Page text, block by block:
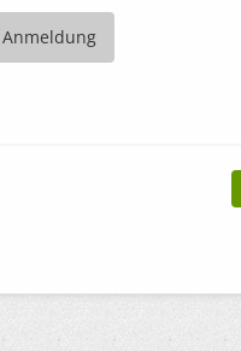
Anmeldung